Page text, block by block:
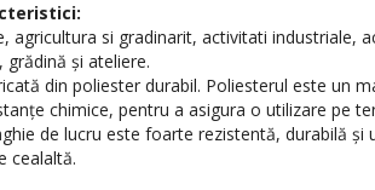
agricultura si gradinarit, activitati
și ateliere.
din poliester durabil. Poliesterul este un
chimice, pentru a asigura o utilizare pe
de lucru este foarte rezistentă, durabilă și
cealaltă.